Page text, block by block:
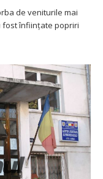
de veniturile mai
fost înfiinţate popriri